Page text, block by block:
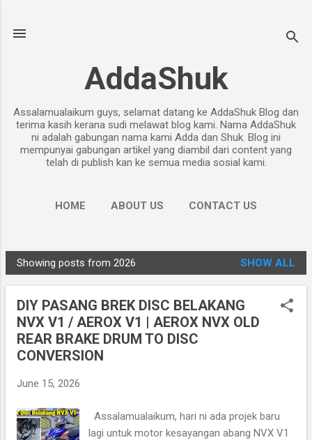
AddaShuk
Assalamualaikum guys, selamat datang ke AddaShuk Blog dan
terima kasih kerana sudi melawat blog kami. Nama AddaShuk
ni adalah gabungan nama kami Adda dan Shuk. Blog ini
mempunyai gabungan artikel yang diambil dari content yang
telah di publish kan ke semua media sosial kami.
HOME ABOUT US CONTACT US
P
o
Showing posts from 2026 SHOW ALL
DIY PASANG BREK DISC BELAKANG
NVX V1 / AEROX V1 | AEROX NVX OLD
REAR BRAKE DRUM TO DISC
CONVERSION
June 15, 2026
Assalamualaikum, hari ni ada projek baru
lagi untuk motor kesayangan abang NVX V1